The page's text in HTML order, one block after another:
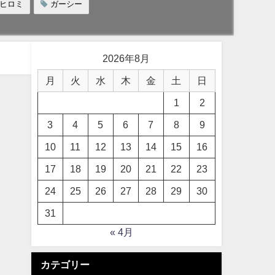
ロミ ガーシー
2026年8月
月 火 水 木 金 土 日
1 2
3 4 5 6 7 8 9
10 11 12 13 14 15 16
17 18 19 20 21 22 23
24 25 26 27 28 29 30
31
« 4月
カテゴリー